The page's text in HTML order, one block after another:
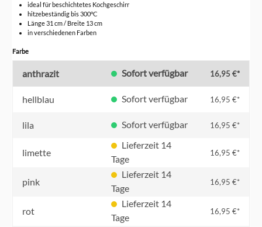
ideal für beschichtetes Kochgeschirr
hitzebeständig bis 300°C
Länge 31 cm / Breite 13 cm
in verschiedenen Farben
Farbeauswählen
anthrazit Sofort verfügbar 16,95 €*
hellblau Sofort verfügbar 16,95 €*
lila Sofort verfügbar 16,95 €*
limette
Tage
16,95 €*
pink
Tage
16,95 €*
rot
Tage
16,95 €*